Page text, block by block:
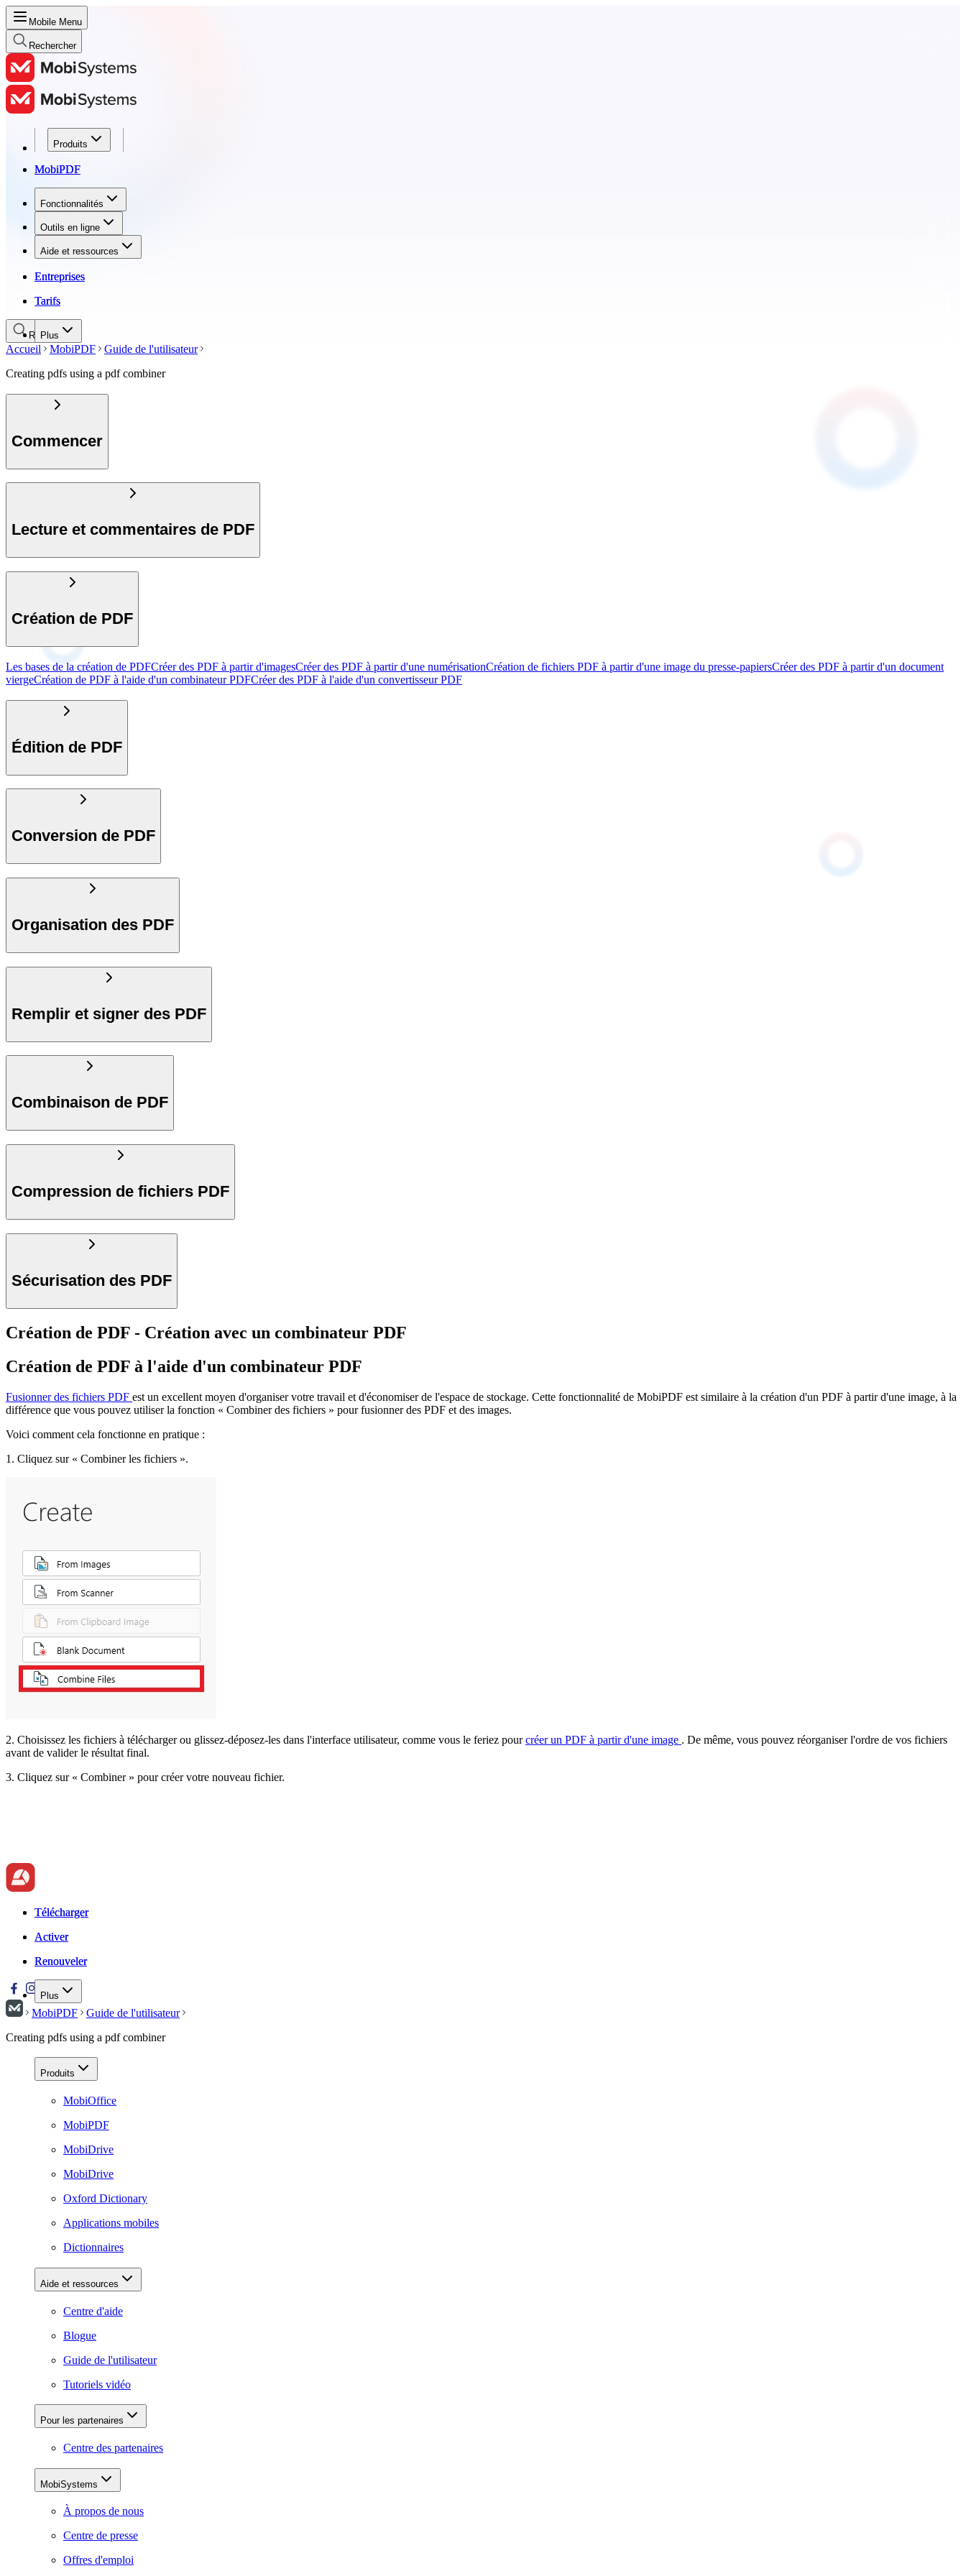
Mobile Menu
Rechercher
Produits
MobiPDF
Fonctionnalités
Outils en ligne
Aide et ressources
Entreprises
Tarifs
Plus
Produits
MobiPDF
Fonctionnalités
Outils en ligne
Aide et ressources
Entreprises
Tarifs
Rechercher
Accueil MobiPDF
Guide de l'utilisateur
Creating pdfs using a pdf combiner
Commencer
Lecture et commentaires de PDF
Création de PDF
Les bases de la création de PDFCréer des PDF à partir d'imagesCréer des PDF à partir d'une numérisationCréation de fichiers PDF à partir d'une image du presse-papiersCréer des PDF à partir d'un document
viergeCréation de PDF à l'aide d'un combinateur PDFCréer des PDF à l'aide d'un convertisseur PDF
Édition de PDF
Conversion de PDF
Organisation des PDF
Remplir et signer des PDF
Combinaison de PDF
Compression de fichiers PDF
Sécurisation des PDF
Création de PDF - Création avec un combinateur PDF
Création de PDF à l'aide d'un combinateur PDF
Fusionner des fichiers PDF est un excellent moyen d'organiser votre travail et d'économiser de l'espace de stockage. Cette fonctionnalité de MobiPDF est similaire à la création d'un PDF à partir d'une image, à la
différence que vous pouvez utiliser la fonction « Combiner des fichiers » pour fusionner des PDF et des images.
Voici comment cela fonctionne en pratique :
1. Cliquez sur « Combiner les fichiers ».
2. Choisissez les fichiers à télécharger ou glissez-déposez-les dans l'interface utilisateur, comme vous le feriez pourcréer un PDF à partir d'une image . De même, vous pouvez réorganiser l'ordre de vos fichiers
avant de valider le résultat final.
3. Cliquez sur « Combiner » pour créer votre nouveau fichier.
Télécharger
Activer
Renouveler
Plus
Télécharger
Activer
Renouveler
MobiPDF
Guide de l'utilisateur
Creating pdfs using a pdf combiner
Produits
MobiOffice
MobiPDF
MobiDrive
MobiDrive
Oxford Dictionary
Applications mobiles
Dictionnaires
Aide et ressources
Centre d'aide
Blogue
Guide de l'utilisateur
Tutoriels vidéo
Pour les partenaires
Centre des partenaires
MobiSystems
À propos de nous
Centre de presse
Offres d'emploi